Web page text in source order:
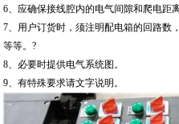
6、应确保接线腔内的电气间隙和爬电距
7、用户订货时，须注明配电箱的回路数
等等。?
8、必要时提供电气系统图。
9、有特殊要求请文字说明。